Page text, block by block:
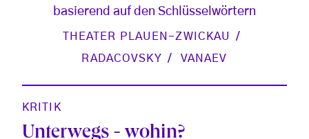
basierend auf den Schlüsselwörtern
THEATER PLAUEN-ZWICKAU
RADACOVSKY
VANAEV
KRITIK
Unterwegs - wohin?